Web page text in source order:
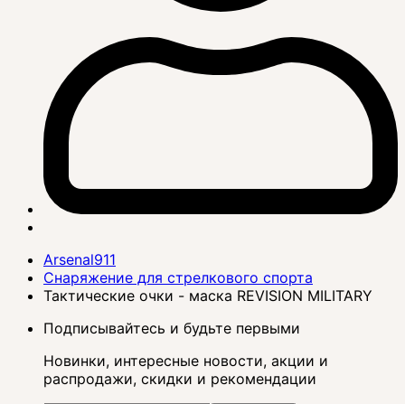
Arsenal911
Снаряжение для стрелкового спорта
Тактические очки - маска REVISION MILITARY
Подписывайтесь и будьте первыми
Новинки, интересные новости, акции и
распродажи, скидки и рекомендации